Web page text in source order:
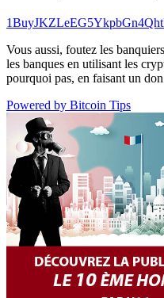
Vous aussi, foutez les
les banques en utilisant les
pourquoi pas, en faisant un
Powered by Bitcoin Tips